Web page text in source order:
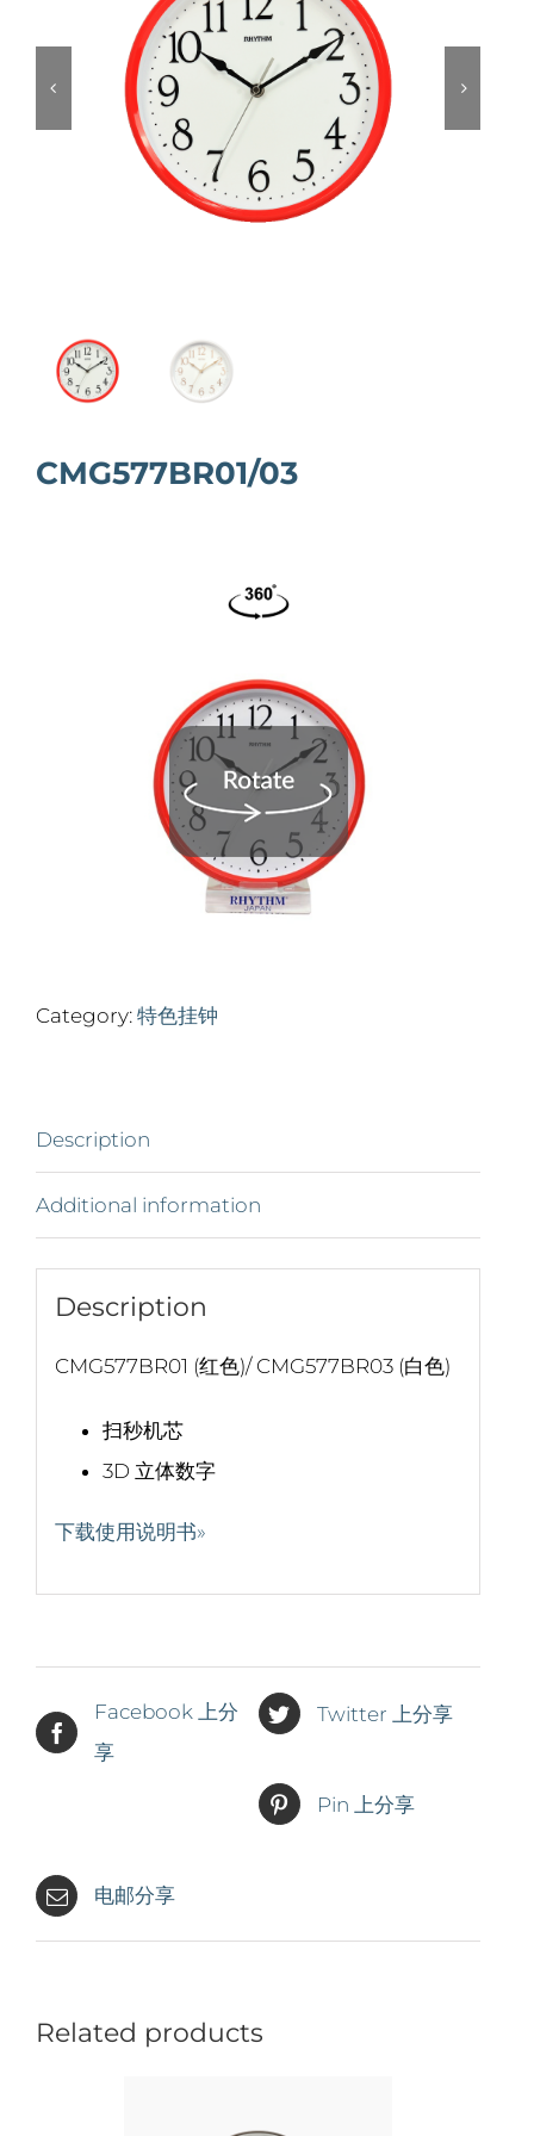
 
CMG577BR01/03
Category: 特色挂钟
Description
Additional information
Description
CMG577BR01 (红色)/ CMG577BR03 (白色)
扫秒机芯
3D 立体数字
下载使用说明书»
Facebook 上分
享
Twitter 上分享
Pin 上分享
电邮分享
Related products